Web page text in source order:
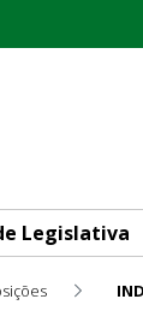
Legislativa